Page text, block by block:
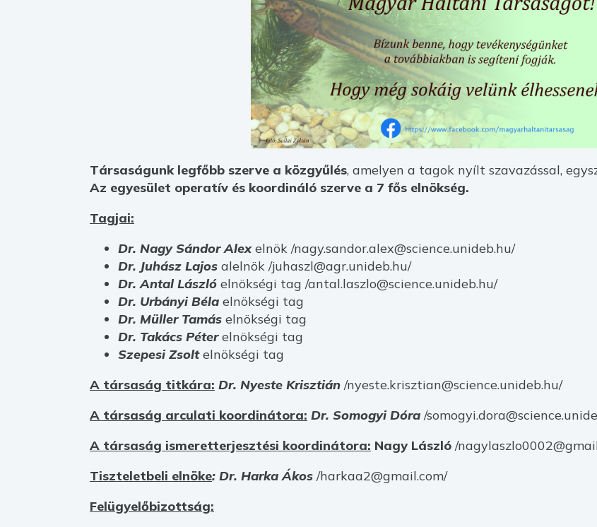
Társaságunk legfőbb szerve a közgyűlés, amelyen a tagok nyílt szavazással,
Az egyesület operatív és koordináló szerve a 7 fős elnökség.
Tagjai:
Dr. Nagy Sándor Alexelnök /nagy.sandor.alex@science.unideb.hu/
Dr. Juhász Lajos alelnök /juhaszl@agr.unideb.hu/
Dr. Antal László elnökségi tag /antal.laszlo@science.unideb.hu/
Dr. Urbányi Béla elnökségi tag
Dr. Müller Tamás elnökségi tag
Dr. Takács Péterelnökségi tag
Szepesi Zsoltelnökségi tag
A társaság titkára: Dr. Nyeste Krisztián /nyeste.krisztian@science.unideb.hu/
A társaság arculati koordinátora: Dr. Somogyi Dóra /
A társaság ismeretterjesztési koordinátora: Nagy László /
Tiszteletbeli elnöke: Dr. Harka Ákos /harkaa2@gmail.com/
Felügyelőbizottság: